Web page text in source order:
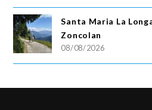
Santa Maria La
Zoncolan
08/08/2026